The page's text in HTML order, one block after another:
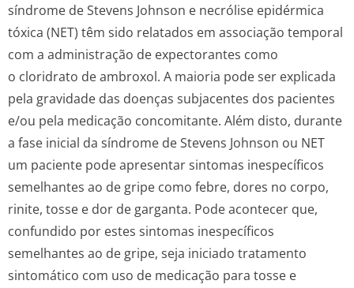
síndrome de Stevens Johnson e necrólise epidérmica
tóxica (NET) têm sido relatados em associação temporal
com a administração de expectorantes como
o cloridrato de ambroxol. A maioria pode ser explicada
pela gravidade das doenças subjacentes dos pacientes
e/ou pela medicação concomitante. Além disto, durante
a fase inicial da síndrome de Stevens Johnson ou NET
um paciente pode apresentar sintomas inespecíficos
semelhantes ao de gripe como febre, dores no corpo,
rinite, tosse e dor de garganta. Pode acontecer que,
confundido por estes sintomas inespecíficos
semelhantes ao de gripe, seja iniciado tratamento
sintomático com uso de medicação para tosse e